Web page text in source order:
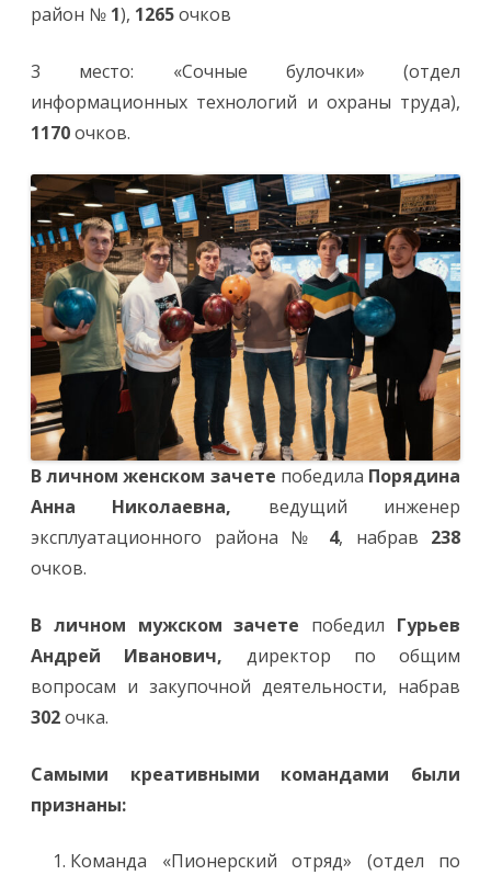
район № 1), 1265очков
3 место: «Сочные булочки» (отдел
информационных технологий и охраны труда),
1170очков.
В личном женском зачете победила Порядина
Анна Николаевна, ведущий инженер
эксплуатационного района № 4, набрав 238
очков.
В личном мужском зачете победил Гурьев
Андрей Иванович, директор по общим
вопросам и закупочной деятельности, набрав
302очка.
Самыми креативными командами были
признаны:
Команда «Пионерский отряд» (отдел по